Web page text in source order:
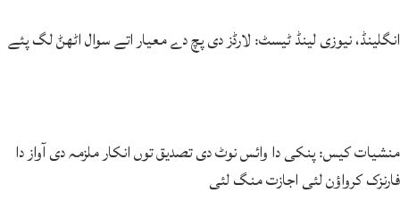
انگلینڈ، نیوزی لینڈ ٹیسٹ: لارڈز دی پچ دے معیار اتے سوال اٹھݨ لگ پئے
منشیات کیس: پنکی دا وائس نوٹ دی تصدیق توں انکار ملزمہ دی آواز دا
فارنزک کرواؤن لئی اجازت منگ لئی